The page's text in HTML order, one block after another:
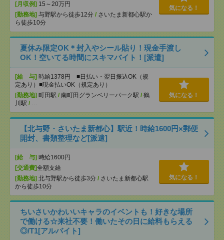
[月収例] 15～20万円
[勤務地] 与野駅から徒歩12分 / さいたま新都心駅か
ら徒歩10分
気になる！
夏休み限定OK＊封入やシール貼り！現金手渡し
OK！空いてる時間にスキマバイト！[派遣]
[給 与] 時給1378円 ■日払い・翌日振込OK（規
定あり）■現金払いOK（規定あり）
[勤務地] 町田駅 / 南町田グランベリーパーク駅 / 鶴
川駅 / …
気になる！
【北与野・さいたま新都心】駅近！時給1600円×郵便
開封、書類整理など[派遣]
[給 与] 時給1600円
[交通費]全額支給
[勤務地] 北与野駅から徒歩3分 / さいたま新都心駅
から徒歩10分
気になる！
ちいさいかわいいキャラのイベントも！好きな場所
で働ける☆来社不要！働いたその日に給料もらえる
◎/T1[アルバイト]